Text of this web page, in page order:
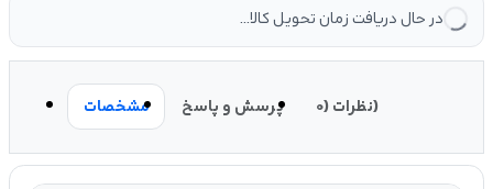
در حال دریافت زمان تحویل کالا...
مشخصات پرسش و پاسخ نظرات (0)